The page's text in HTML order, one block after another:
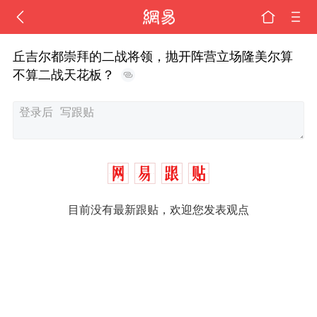
丘吉尔都崇拜的二战将领，抛开阵营立场隆美尔算
不算二战天花板？
目前没有最新跟贴，欢迎您发表观点